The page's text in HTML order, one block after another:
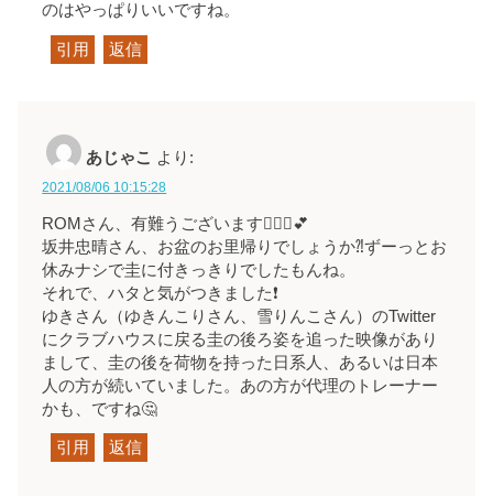
のはやっぱりいいですね。
引用 返信
あじゃこ より:
2021/08/06 10:15:28
ROMさん、有難うございます🙇🏻‍♀️💕
坂井忠晴さん、お盆のお里帰りでしょうか⁈ずーっとお
休みナシで圭に付きっきりでしたもんね。
それで、ハタと気がつきました❗️
ゆきさん（ゆきんこりさん、雪りんこさん）のTwitter
にクラブハウスに戻る圭の後ろ姿を追った映像があり
まして、圭の後を荷物を持った日系人、あるいは日本
人の方が続いていました。あの方が代理のトレーナー
かも、ですね🤔
引用 返信